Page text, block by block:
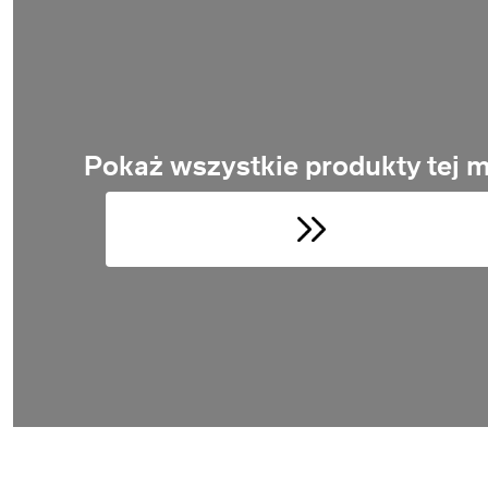
Pokaż wszystkie produkty tej